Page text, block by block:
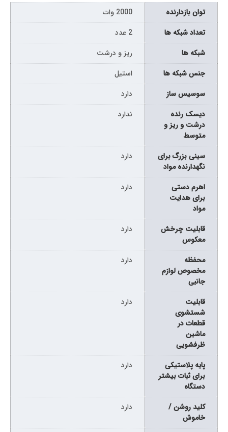
توان بازدارنده
2000 وات
تعداد شبکه ها
2 عدد
شبکه ها
ریز و درشت
جنس شبکه ها
استیل
سوسیس ساز
دارد
دیسک رنده
درشت و ریز و
متوسط
ندارد
سینی بزرگ برای
نگهدارنده مواد
دارد
اهرم دستی
برای هدایت
مواد
دارد
قابلیت چرخش
معکوس
دارد
محفظه
مخصوص لوازم
جانبی
دارد
قابلیت
شستشوی
قطعات در
ماشین
ظرفشویی
دارد
پایه پلاستیکی
برای ثبات بیشتر
دستگاه
دارد
کلید روشن /
خاموش
دارد